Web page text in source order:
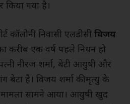
किया गया है।
कॉलोनी निवासी एलडीसी विजय
करीब एक वर्ष पहले निधन हो
नीरज शर्मा, बेटी आयुषी और
बेटा है। विजय शर्मा की मृत्यु के
सामने आया। आयुषी खुद